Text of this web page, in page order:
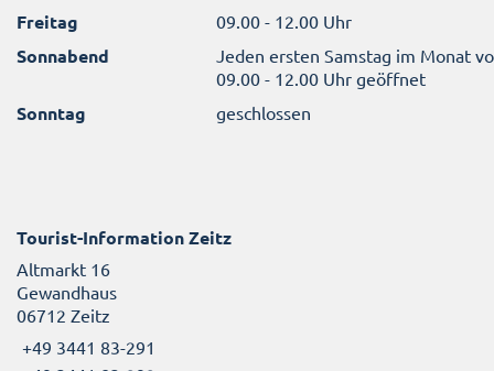
Freitag 09.00 - 12.00 Uhr
Sonnabend
Jeden ersten Samstag im Monat
09.00 - 12.00 Uhr geöffnet
Sonntag geschlossen
Tourist-Information Zeitz
Altmarkt 16
Gewandhaus
06712 Zeitz
+49 3441 83-291